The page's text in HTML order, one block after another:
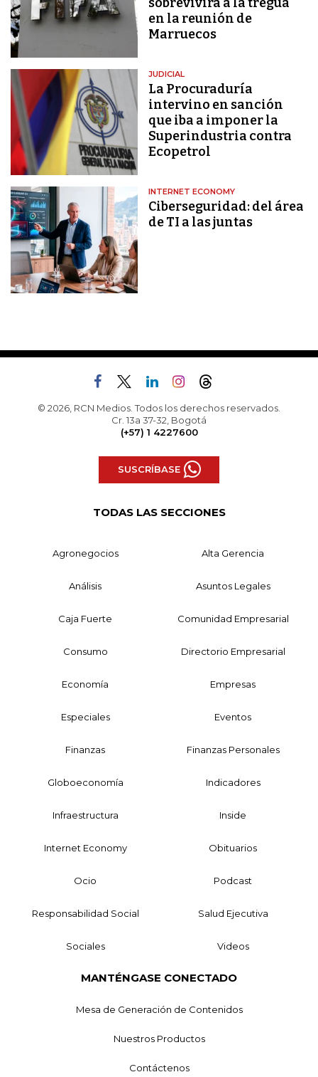
en la reunión de
Marruecos
JUDICIAL
La Procuraduría
intervino en sanción
que iba a imponer la
Superindustria contra
Ecopetrol
INTERNET ECONOMY
Ciberseguridad: del área
de TI a las juntas
© 2026, RCN Medios. Todos los derechos reservados.
Cr. 13a 37-32, Bogotá
(+57) 1 4227600
SUSCRÍBASE
TODAS LAS SECCIONES
Agronegocios Alta Gerencia
Análisis Asuntos Legales
Caja Fuerte Comunidad Empresarial
Consumo Directorio Empresarial
Economía Empresas
Especiales Eventos
Finanzas Finanzas Personales
Globoeconomía Indicadores
Infraestructura Inside
Internet Economy Obituarios
Ocio Podcast
Responsabilidad Social Salud Ejecutiva
Sociales Videos
MANTÉNGASE CONECTADO
Mesa de Generación de Contenidos
Nuestros Productos
Contáctenos